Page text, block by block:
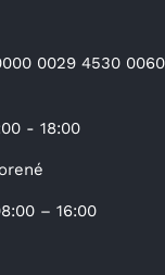
0029 4530 0060
- 18:00
– 16:00